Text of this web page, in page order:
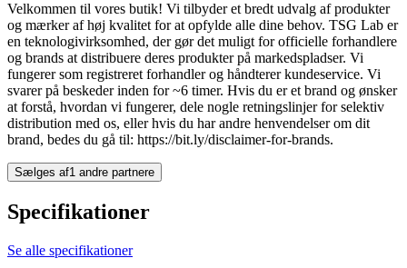
Velkommen til vores butik! Vi tilbyder et bredt udvalg af produkter
og mærker af høj kvalitet for at opfylde alle dine behov. TSG Lab er
en teknologivirksomhed, der gør det muligt for officielle forhandlere
og brands at distribuere deres produkter på markedspladser. Vi
fungerer som registreret forhandler og håndterer kundeservice. Vi
svarer på beskeder inden for ~6 timer. Hvis du er et brand og ønsker
at forstå, hvordan vi fungerer, dele nogle retningslinjer for selektiv
distribution med os, eller hvis du har andre henvendelser om dit
brand, bedes du gå til: https://bit.ly/disclaimer-for-brands.
Sælges af1 andre partnere
Specifikationer
Se alle specifikationer